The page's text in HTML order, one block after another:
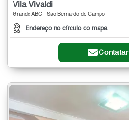
Vila Vivaldi
Grande ABC - São Bernardo do Campo
Endereço no círculo do mapa
Contatar